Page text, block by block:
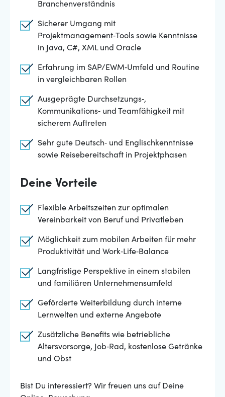
Branchenverständnis
Sicherer Umgang mit
Projektmanagement‑Tools sowie Kenntnisse
in Java, C#, XML und Oracle
Erfahrung im SAP/EWM‑Umfeld und Routine
in vergleichbaren Rollen
Ausgeprägte Durchsetzungs‑,
Kommunikations‑ und Teamfähigkeit mit
sicherem Auftreten
Sehr gute Deutsch‑ und Englischkenntnisse
sowie Reisebereitschaft in Projektphasen
Deine Vorteile
Flexible Arbeitszeiten zur optimalen
Vereinbarkeit von Beruf und Privatleben
Möglichkeit zum mobilen Arbeiten für mehr
Produktivität und Work‑Life‑Balance
Langfristige Perspektive in einem stabilen
und familiären Unternehmensumfeld
Geförderte Weiterbildung durch interne
Lernwelten und externe Angebote
Zusätzliche Benefits wie betriebliche
Altersvorsorge, Job‑Rad, kostenlose Getränke
und Obst
Bist Du interessiert? Wir freuen uns auf Deine